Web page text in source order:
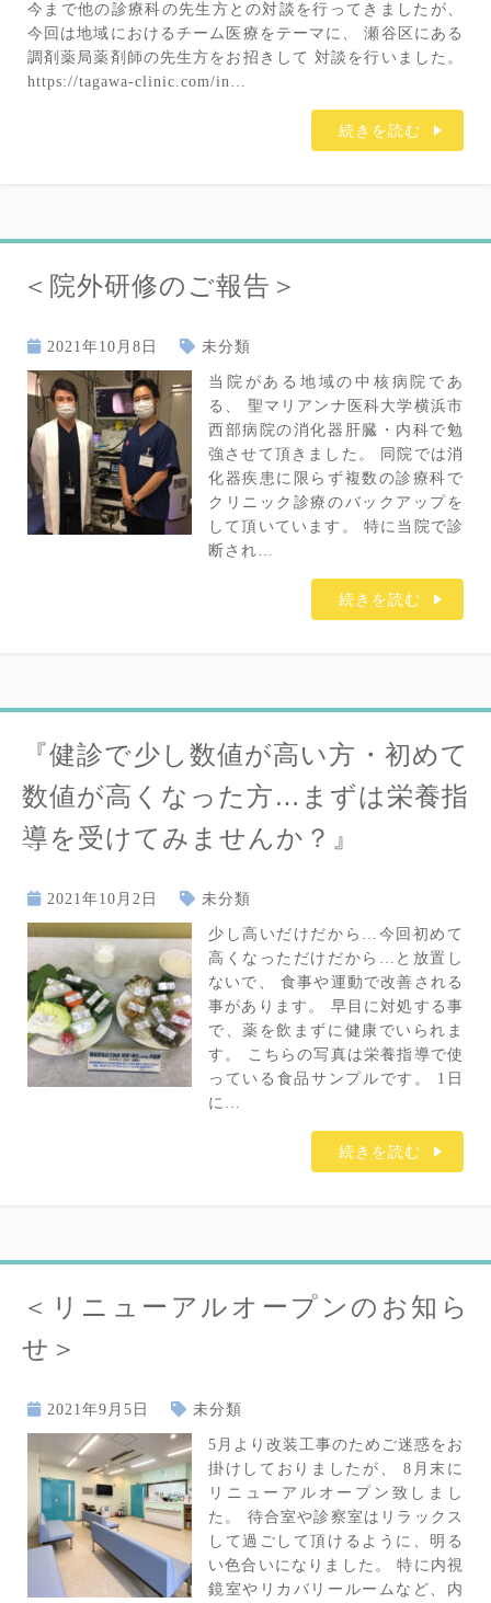
今まで他の診療科の先生方との対談を行ってきましたが、
今回は地域におけるチーム医療をテーマに、 瀬谷区にある
調剤薬局薬剤師の先生方をお招きして 対談を行いました。
https://tagawa-clinic.com/in…
続きを読む
＜院外研修のご報告＞
2021年10月8日 未分類
当院がある地域の中核病院であ
る、 聖マリアンナ医科大学横浜市
西部病院の消化器肝臓・内科で勉
強させて頂きました。 同院では消
化器疾患に限らず複数の診療科で
クリニック診療のバックアップを
して頂いています。 特に当院で診
断され…
続きを読む
『健診で少し数値が高い方・初めて
数値が高くなった方…まずは栄養指
導を受けてみませんか？』
2021年10月2日 未分類
少し高いだけだから…今回初めて
高くなっただけだから…と放置し
ないで、 食事や運動で改善される
事があります。 早目に対処する事
で、薬を飲まずに健康でいられま
す。 こちらの写真は栄養指導で使
っている食品サンプルです。 1日
に…
続きを読む
＜リニューアルオープンのお知ら
せ＞
2021年9月5日 未分類
5月より改装工事のためご迷惑をお
掛けしておりましたが、 8月末に
リニューアルオープン致しまし
た。 待合室や診察室はリラックス
して過ごして頂けるように、明る
い色合いになりました。 特に内視
鏡室やリカバリールームなど、内